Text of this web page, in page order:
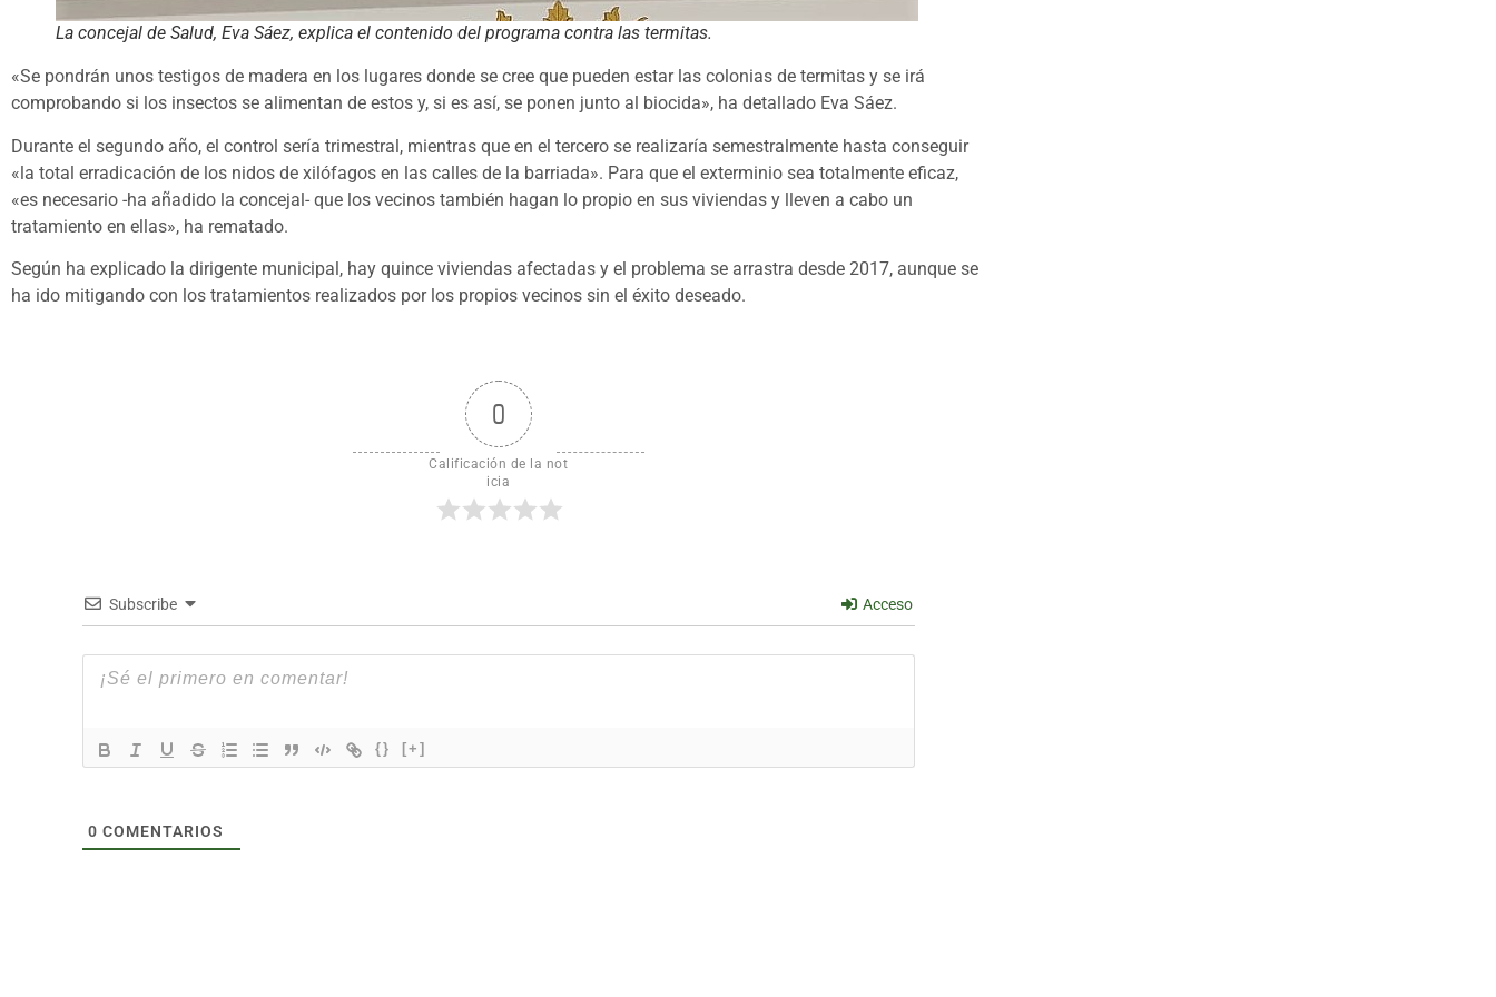
La concejal de Salud, Eva Sáez, explica el contenido del programa contra las termitas.
«Se pondrán unos testigos de madera en los lugares donde se cree que pueden estar las colonias de termitas y se irá
comprobando si los insectos se alimentan de estos y, si es así, se ponen junto al biocida», ha detallado Eva Sáez.
Durante el segundo año, el control sería trimestral, mientras que en el tercero se realizaría semestralmente hasta conseguir
«la total erradicación de los nidos de xilófagos en las calles de la barriada». Para que el exterminio sea totalmente eficaz,
«es necesario -ha añadido la concejal- que los vecinos también hagan lo propio en sus viviendas y lleven a cabo un
tratamiento en ellas», ha rematado.
Según ha explicado la dirigente municipal, hay quince viviendas afectadas y el problema se arrastra desde 2017, aunque se
ha ido mitigando con los tratamientos realizados por los propios vecinos sin el éxito deseado.
0
Calificación de la not
icia
Subscribe Acceso
{} [+]
0 COMENTARIOS